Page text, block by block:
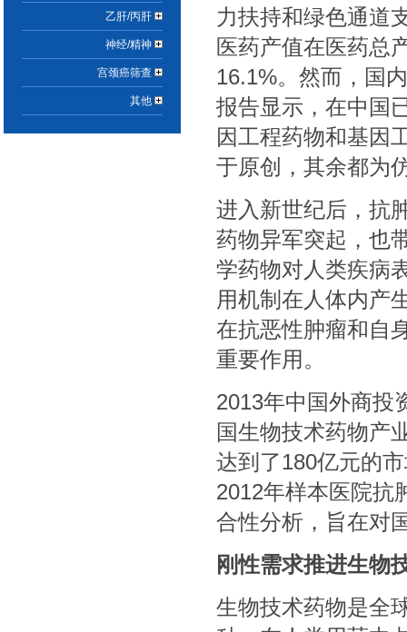
乙肝/丙肝
神经/精神
宫颈癌筛查
其他
力扶持和绿色通道
医药产值在医药总
16.1%。然而，国
报告显示，在中国
因工程药物和基因
于原创，其余都为
进入新世纪后，抗
药物异军突起，也
学药物对人类疾病
用机制在人体内产
在抗恶性肿瘤和自
重要作用。
2013年中国外商投
国生物技术药物产
达到了180亿元的
2012年样本医院抗
合性分析，旨在对
刚性需求推进生物
生物技术药物是全